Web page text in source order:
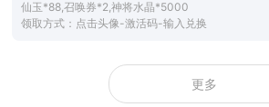
仙玉*88,召唤券*2,神将水晶*5000
领取方式：点击头像-激活码-输入兑换
更多